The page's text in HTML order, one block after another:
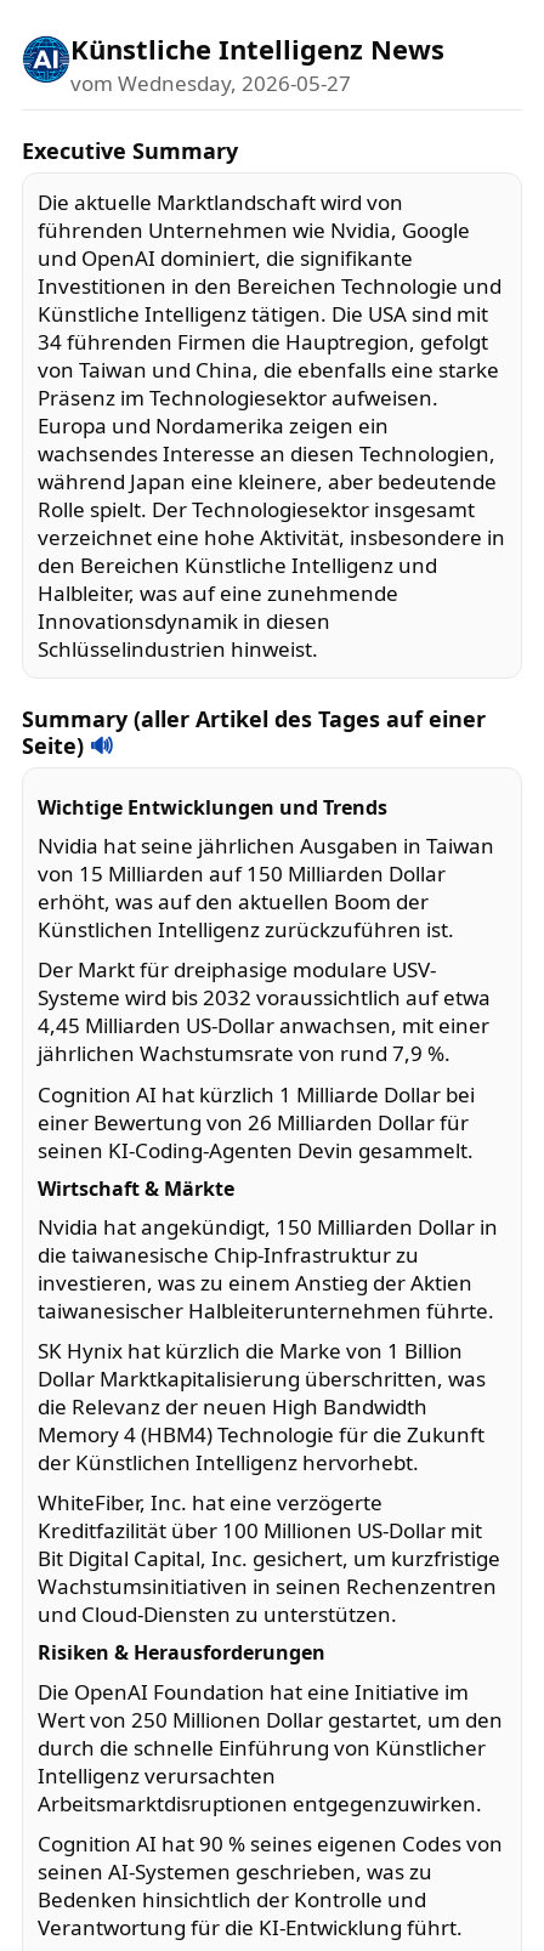
Künstliche Intelligenz News
vom Wednesday, 2026-05-27
Executive Summary
Die aktuelle Marktlandschaft wird von
führenden Unternehmen wie Nvidia, Google
und OpenAI dominiert, die signifikante
Investitionen in den Bereichen Technologie und
Künstliche Intelligenz tätigen. Die USA sind mit
34 führenden Firmen die Hauptregion, gefolgt
von Taiwan und China, die ebenfalls eine starke
Präsenz im Technologiesektor aufweisen.
Europa und Nordamerika zeigen ein
wachsendes Interesse an diesen Technologien,
während Japan eine kleinere, aber bedeutende
Rolle spielt. Der Technologiesektor insgesamt
verzeichnet eine hohe Aktivität, insbesondere in
den Bereichen Künstliche Intelligenz und
Halbleiter, was auf eine zunehmende
Innovationsdynamik in diesen
Schlüsselindustrien hinweist.
Summary (aller Artikel des Tages auf einer
Seite) 🔊
Wichtige Entwicklungen und Trends
Nvidia hat seine jährlichen Ausgaben in Taiwan
von 15 Milliarden auf 150 Milliarden Dollar
erhöht, was auf den aktuellen Boom der
Künstlichen Intelligenz zurückzuführen ist.
Der Markt für dreiphasige modulare USV-
Systeme wird bis 2032 voraussichtlich auf etwa
4,45 Milliarden US-Dollar anwachsen, mit einer
jährlichen Wachstumsrate von rund 7,9 %.
Cognition AI hat kürzlich 1 Milliarde Dollar bei
einer Bewertung von 26 Milliarden Dollar für
seinen KI-Coding-Agenten Devin gesammelt.
Wirtschaft & Märkte
Nvidia hat angekündigt, 150 Milliarden Dollar in
die taiwanesische Chip-Infrastruktur zu
investieren, was zu einem Anstieg der Aktien
taiwanesischer Halbleiterunternehmen führte.
SK Hynix hat kürzlich die Marke von 1 Billion
Dollar Marktkapitalisierung überschritten, was
die Relevanz der neuen High Bandwidth
Memory 4 (HBM4) Technologie für die Zukunft
der Künstlichen Intelligenz hervorhebt.
WhiteFiber, Inc. hat eine verzögerte
Kreditfazilität über 100 Millionen US-Dollar mit
Bit Digital Capital, Inc. gesichert, um kurzfristige
Wachstumsinitiativen in seinen Rechenzentren
und Cloud-Diensten zu unterstützen.
Risiken & Herausforderungen
Die OpenAI Foundation hat eine Initiative im
Wert von 250 Millionen Dollar gestartet, um den
durch die schnelle Einführung von Künstlicher
Intelligenz verursachten
Arbeitsmarktdisruptionen entgegenzuwirken.
Cognition AI hat 90 % seines eigenen Codes von
seinen AI-Systemen geschrieben, was zu
Bedenken hinsichtlich der Kontrolle und
Verantwortung für die KI-Entwicklung führt.